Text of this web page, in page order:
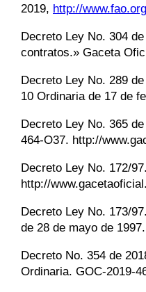
2019, http://
Decreto Ley No. 304
contratos.» Gaceta
Decreto Ley No. 289
10 Ordinaria de 17 de
Decreto Ley No. 365
464-O37. http://
Decreto Ley No. 172/
http://
Decreto Ley No. 173/
de 28 de mayo de
Decreto No. 354 de
Ordinaria. GOC-2019-